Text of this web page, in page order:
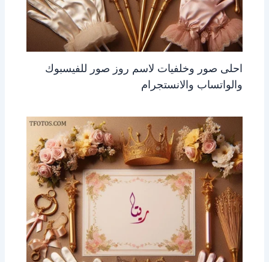
احلى صور وخلفيات لاسم روز صور للفيسبوك
والواتساب والانستجرام